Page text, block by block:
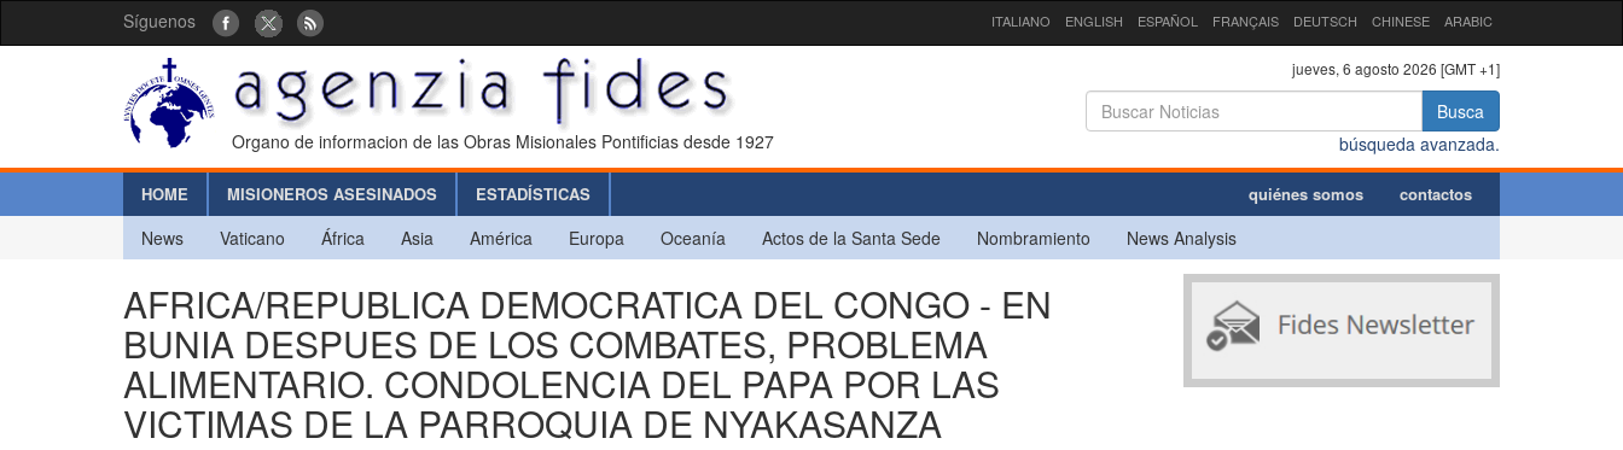
Síguenos ITALIANO ENGLISH ESPAÑOL FRANÇAIS DEUTSCH CHINESE ARABIC
Organo de informacion de las Obras Misionales Pontificias desde 1927
jueves, 6 agosto 2026 [GMT +1]
Busca
búsqueda avanzada.
HOME MISIONEROS ASESINADOS ESTADÍSTICAS quiénes somos contactos
News Vaticano África Asia América Europa Oceanía Actos de la Santa Sede Nombramiento News Analysis
AFRICA/REPUBLICA DEMOCRATICA DEL CONGO - EN
BUNIA DESPUES DE LOS COMBATES, PROBLEMA
ALIMENTARIO. CONDOLENCIA DEL PAPA POR LAS
VICTIMAS DE LA PARROQUIA DE NYAKASANZA